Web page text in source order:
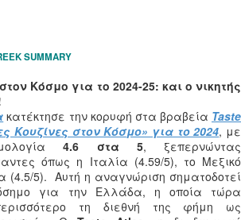
SUMMARY
Κόσμο για το 2024-25: και ο νικητής
κατέκτησε την κορυφή στα βραβεία Taste
Κουζίνες στον Κόσμο» για το 2024, με
4.6 στα 5, ξεπερνώντας
όπως η Ιταλία (4.59/5), το Μεξικό
(4.5/5). Αυτή η αναγνώριση σηματοδοτεί
για την Ελλάδα, η οποία τώρα
τη διεθνή της φήμη ως